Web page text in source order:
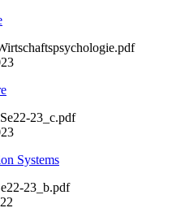
23_c.pdf
Systems
23_b.pdf